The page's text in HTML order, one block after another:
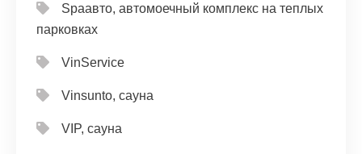
Spaавто, автомоечный комплекс на теплых
парковках
VinService
Vinsunto, сауна
VIP, сауна